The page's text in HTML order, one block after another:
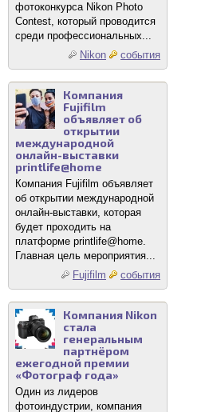
фотоконкурса Nikon Photo
Contest, который проводится
среди профессиональных...
Nikon
события
Компания
Fujifilm
объявляет об
открытии
международной
онлайн-выставки
printlife@home
Компания Fujifilm объявляет
об открытии международной
онлайн-выставки, которая
будет проходить на
платформе printlife@home.
Главная цель мероприятия...
Fujifilm
события
Компания Nikon
стала
генеральным
партнёром
ежегодной премии
«Фотограф года»
Один из лидеров
фотоиндустрии, компания